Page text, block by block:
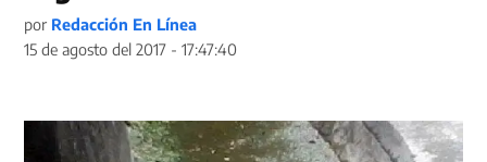
por Redacción En Línea
15 de agosto del 2017 - 17:47:40